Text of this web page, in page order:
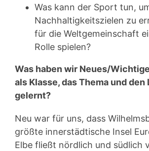
Was kann der Sport tun,
Nachhaltigkeitszielen zu
für die Weltgemeinschaft
Rolle spielen?
Was haben wir Neues/
als Klasse, das Thema und den
gelernt?
Neu war für uns, dass
größte innerstädtische Insel
Elbe fließt nördlich und südlich